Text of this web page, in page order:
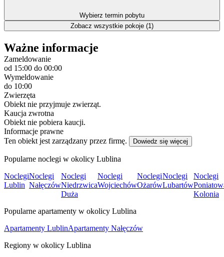
Wybierz termin pobytu
Zobacz wszystkie pokoje (1)
Ważne informacje
Zameldowanie
od 15:00 do 00:00
Wymeldowanie
do 10:00
Zwierzęta
Obiekt nie przyjmuje zwierząt.
Kaucja zwrotna
Obiekt nie pobiera kaucji.
Informacje prawne
Ten obiekt jest zarządzany przez firmę.
Dowiedz się więcej
Popularne noclegi w okolicy Lublina
Noclegi
Lublin
Noclegi
Nałęczów
Noclegi
Niedrzwica
Duża
Noclegi
Wojciechów
Noclegi
Ożarów
Noclegi
Lubartów
Noclegi
Kolonia
Popularne apartamenty w okolicy Lublina
Apartamenty LublinApartamenty Nałęczów
Regiony w okolicy Lublina